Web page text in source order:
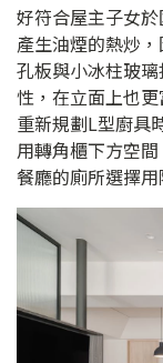
好符合屋主子女
產生油煙的熱炒
孔板與小冰柱玻
性，在立面上也
重新規劃L型廚具
用轉角櫃下方空
餐廳的廁所選擇